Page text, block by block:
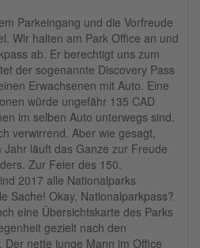
Parkeingang und die Vorfreude
Wir halten am Park Office an und
ab. Er berechtigt uns zum
der sogenannte Discovery Pass
Erwachsenen mit Auto. Eine
würde ungefähr 135 CAD
im selben Auto unterwegs sind.
verwirrend. Aber wie gesagt,
läuft das Ganze zur Freude
Zur Feier des 150.
2017 alle Nationalparks
Sache! Okay, Nationalparkpass?
eine Übersichtskarte des Parks
gezielt nach den
nette junge Mann im Office